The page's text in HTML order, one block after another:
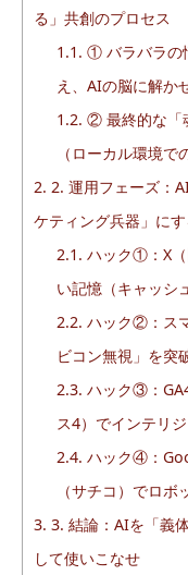
る」共創のプロセス
1.1. ① バラバラの
え、AIの脳に解か
1.2. ② 最終的な「
（ローカル環境で
2. 2. 運用フェーズ：
ケティング兵器」に
2.1. ハック①：X
い記憶（キャッシ
2.2. ハック②：ス
ビコン無視」を突
2.3. ハック③：
ス4）でインテリ
2.4. ハック④：
（サチコ）でロボ
3. 3. 結論：AIを「義
して使いこなせ